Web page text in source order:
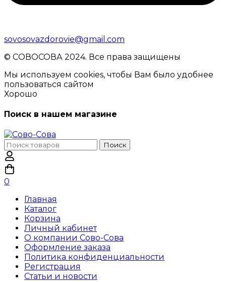
sovosovazdorovie@gmail.com
© CОВОСОВА 2024. Все права защищены
Мы используем cookies, чтобы Вам было удобнее
пользоваться сайтом
Хорошо
Поиск в нашем магазине
Поиск
по:
Поиск
0
Главная
Каталог
Корзина
Личный кабинет
О компании Сово-Сова
Оформление заказа
Политика конфиденциальности
Регистрация
Статьи и новости